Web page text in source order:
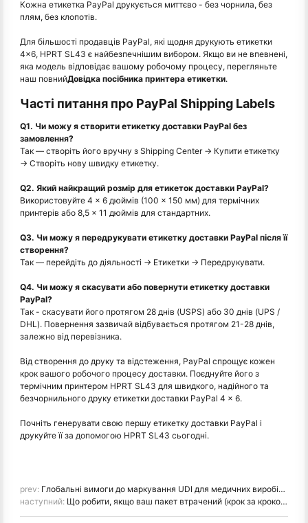
Кожна етикетка PayPal друкується миттєво - без чорнила, без
плям, без клопотів.
Для більшості продавців PayPal, які щодня друкують етикетки
4×6, HPRT SL43 є найбезпечнішим вибором. Якщо ви не впевнені,
яка модель відповідає вашому робочому процесу, перегляньте
наш повнийДовідка посібника принтера етикетки.
Часті питання про PayPal Shipping Labels
Q1. Чи можу я створити етикетку доставки PayPal без
замовлення?
Так — створіть його вручну з Shipping Center → Купити етикетку
→ Створіть нову швидку етикетку.
Q2. Який найкращий розмір для етикеток доставки PayPal?
Використовуйте 4 × 6 дюймів (100 × 150 мм) для термічних
принтерів або 8,5 × 11 дюймів для стандартних.
Q3. Чи можу я передрукувати етикетку доставки PayPal після її
створення?
Так — перейдіть до діяльності → Етикетки → Передрукувати.
Q4. Чи можу я скасувати або повернути етикетку доставки
PayPal?
Так - скасувати його протягом 28 днів (USPS) або 30 днів (UPS /
DHL). Повернення зазвичай відбувається протягом 21-28 днів,
залежно від перевізника.
Від створення до друку та відстеження, PayPal спрощує кожен
крок вашого робочого процесу доставки. Поєднуйте його з
термічним принтером HPRT SL43 для швидкого, надійного та
безчорнильного друку етикетки доставки PayPal 4 × 6.
Почніть генерувати свою першу етикетку доставки PayPal і
друкуйте її за допомогою HPRT SL43 сьогодні.
prev: Глобальні вимоги до маркування UDI для медичних виробів: FDA проти EU MDR проти NMPA
наступний: Що робити, якщо ваш пакет втрачений (крок за кроком)